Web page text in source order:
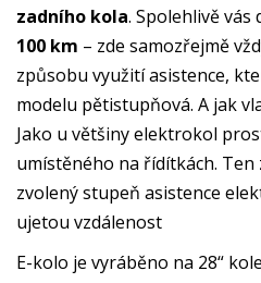
zadního kola. Spolehlivě vás
100 km – zde samozřejmě
způsobu využití asistence,
modelu pětistupňová. A jak
Jako u většiny elektrokol
umístěného na řídítkách.
zvolený stupeň asistence
ujetou vzdálenost
E-kolo je vyráběno na 28“